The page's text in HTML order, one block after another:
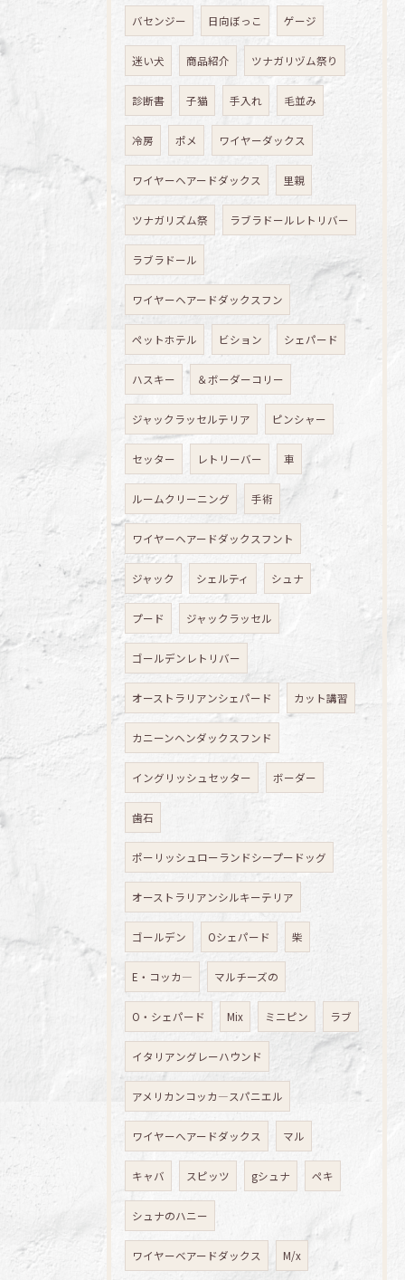
バセンジー 日向ぼっこ ゲージ
迷い犬 商品紹介 ツナガリヅム祭り
診断書 子猫 手入れ 毛並み
冷房 ポメ ワイヤーダックス
ワイヤーヘアードダックス 里親
ツナガリズム祭 ラブラドールレトリバー
ラブラドール
ワイヤーヘアードダックスフン
ペットホテル ビション シェパード
ハスキー ＆ボーダーコリー
ジャックラッセルテリア ピンシャー
セッター レトリーバー 車
ルームクリーニング 手術
ワイヤーヘアードダックスフント
ジャック シェルティ シュナ
プード ジャックラッセル
ゴールデンレトリバー
オーストラリアンシェパード カット講習
カニーンヘンダックスフンド
イングリッシュセッター ボーダー
歯石
ポーリッシュローランドシープードッグ
オーストラリアンシルキーテリア
ゴールデン Oシェパード 柴
E・コッカ― マルチーズの
O・シェパード Mix ミニピン ラブ
イタリアングレーハウンド
アメリカンコッカ―スパニエル
ワイヤーへアードダックス マル
キャバ スピッツ gシュナ ペキ
シュナのハニー
ワイヤーベアードダックス M/x